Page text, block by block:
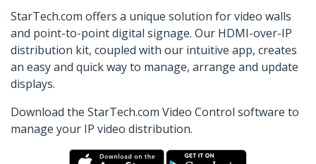
StarTech.com offers a unique solution for video walls
and point-to-point digital signage. Our HDMI-over-IP
distribution kit, coupled with our intuitive app, creates
an easy and quick way to manage, arrange and update
displays.
Download the StarTech.com Video Control software to
manage your IP video distribution.